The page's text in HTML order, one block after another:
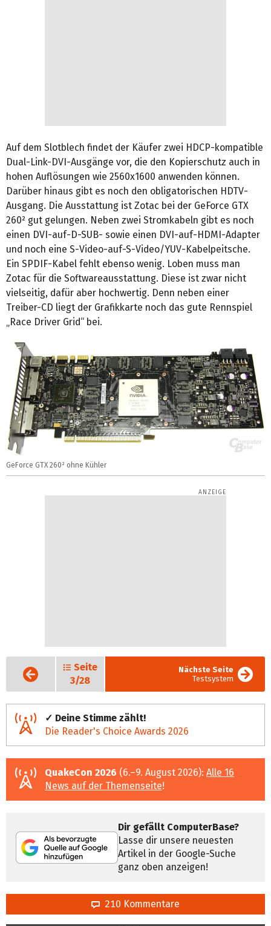
Auf dem Slotblech findet der Käufer zwei HDCP-kompatible
Dual-Link-DVI-Ausgänge vor, die den Kopierschutz auch in
hohen Auflösungen wie 2560x1600 anwenden können.
Darüber hinaus gibt es noch den obligatorischen HDTV-
Ausgang. Die Ausstattung ist Zotac bei der GeForce GTX
260² gut gelungen. Neben zwei Stromkabeln gibt es noch
einen DVI-auf-D-SUB- sowie einen DVI-auf-HDMI-Adapter
und noch eine S-Video-auf-S-Video/YUV-Kabelpeitsche.
Ein SPDIF-Kabel fehlt ebenso wenig. Loben muss man
Zotac für die Softwareausstattung. Diese ist zwar nicht
vielseitig, dafür aber hochwertig. Denn neben einer
Treiber-CD liegt der Grafikkarte noch das gute Rennspiel
„Race Driver Grid“ bei.
GeForce GTX 260² ohne Kühler
Vorige
Seite
Seite
3/28
Nächste Seite
Testsystem
✓ Deine Stimme zählt!
Die Reader's Choice Awards 2026
QuakeCon 2026 (6.–9. August 2026): Alle 16
News auf der Themenseite!
Dir gefällt ComputerBase?
Lasse dir unsere neuesten
Artikel in der Google-Suche
ganz oben anzeigen!
210 Kommentare